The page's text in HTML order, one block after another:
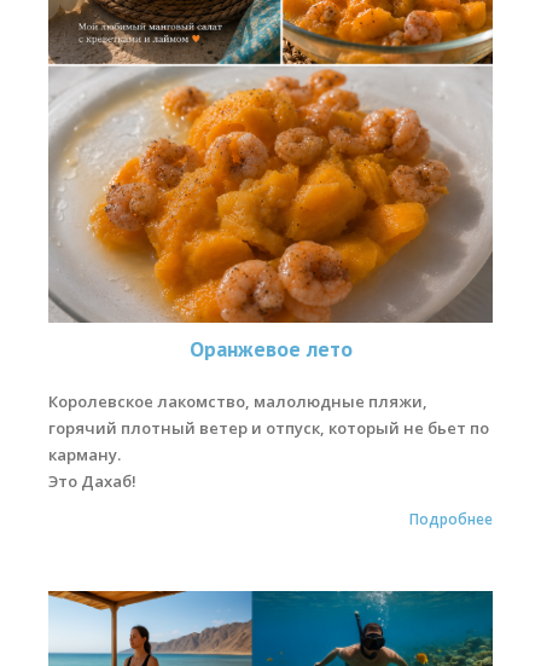
Места катания
Наши Станции
Ветратория.Вьетнам
Ветратория Россия
Ветратория.Египет
Цены
Обучение виндсерфингу
Продажа оборудования
Оранжевое лето
Королевское лакомство, малолюдные пляжи,
горячий плотный ветер и отпуск, который не бьет по
карману.
Это Дахаб!
Подробнее